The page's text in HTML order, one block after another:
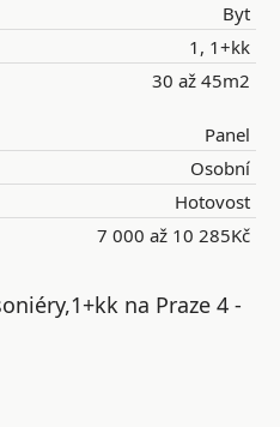
Byt
1, 1+kk
30 až 45m2
Panel
Osobní
Hotovost
7 000 až 10 285Kč
na Praze 4 -